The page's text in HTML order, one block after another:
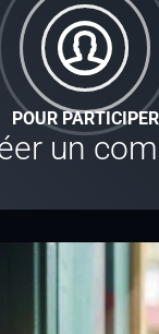
POUR PARTICIPER
un